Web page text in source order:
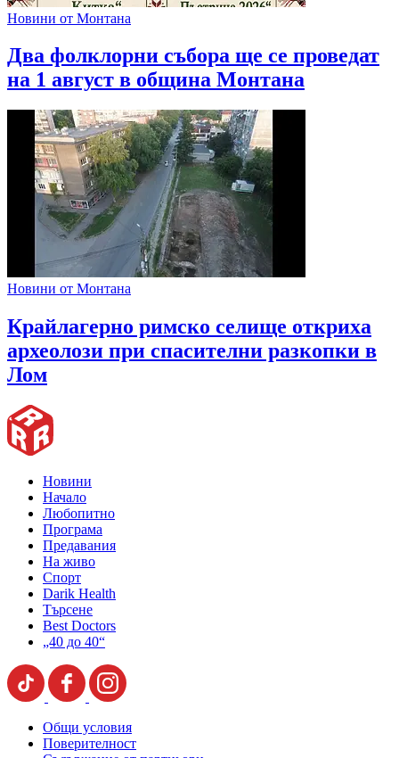
Новини от Монтана
Два фолклорни събора ще се проведат
на 1 август в община Монтана
Новини от Монтана
Крайлагерно римско селище откриха
археолози при спасителни разкопки в
Лом
Новини
Начало
Любопитно
Програма
Предавания
На живо
Спорт
Darik Health
Търсене
Best Doctors
„40 до 40“
Общи условия
Поверителност